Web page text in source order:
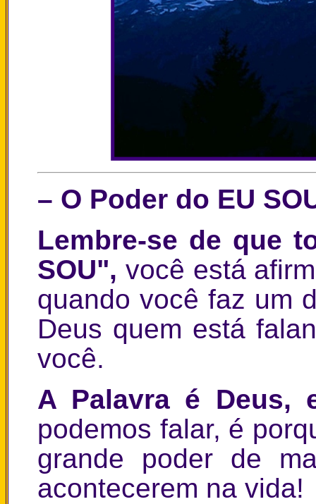
– O Poder do EU
Lembre-se de que
SOU", você está
quando você faz um
Deus quem está
você.
A Palavra é
podemos falar, é
grande poder de
acontecerem na vida!